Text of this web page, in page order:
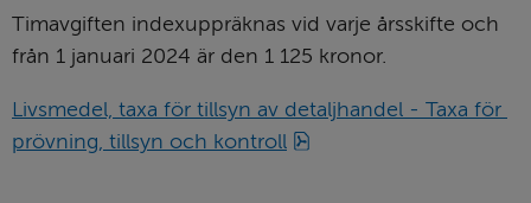
Timavgiften indexuppräknas vid varje årsskifte och
från 1 januari 2024 är den 1 125 kronor.
Livsmedel, taxa för tillsyn av detaljhandel - Taxa för
prövning, tillsyn och kontroll